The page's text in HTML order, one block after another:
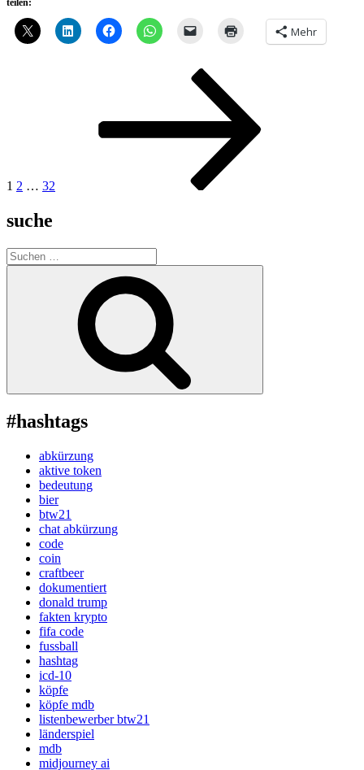
teilen:
Mehr
1 2 … 32
suche
Suche
nach:
#hashtags
abkürzung
aktive token
bedeutung
bier
btw21
chat abkürzung
code
coin
craftbeer
dokumentiert
donald trump
fakten krypto
fifa code
fussball
hashtag
icd-10
köpfe
köpfe mdb
listenbewerber btw21
länderspiel
mdb
midjourney ai